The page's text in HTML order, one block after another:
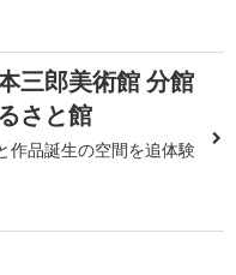
三郎美術館 分館
さと館
作品誕生の空間を追体験